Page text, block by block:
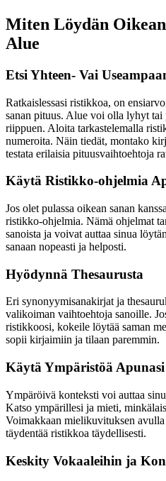
Miten Löydän
Alue
Etsi Yhteen- Vai
Ratkaislessasi ristikkoa, on
sanan pituus. Alue voi olla lyhyt tai
riippuen. Aloita tarkastelemalla
numeroita. Näin tiedät, montako
testata erilaisia pituusvaihtoehtoja
Käytä Ristikko-ohjelmia
Jos olet pulassa oikean sanan
ristikko-ohjelmia. Nämä ohjelmat
sanoista ja voivat auttaa sinua
sanaan nopeasti ja helposti.
Hyödynnä Thesaurusta
Eri synonyymisanakirjat ja
valikoiman vaihtoehtoja sanoille.
ristikkoosi, kokeile löytää saman
sopii kirjaimiin ja tilaan paremmin.
Käytä Ympäristöä Apunasi
Ympäröivä konteksti voi auttaa
Katso ympärillesi ja mieti,
Voimakkaan mielikuvituksen
täydentää ristikkoa täydellisesti.
Keskity Vokaaleihin ja